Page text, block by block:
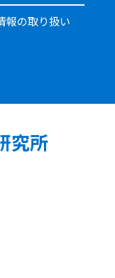
報の取り扱い
究所